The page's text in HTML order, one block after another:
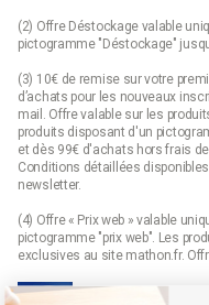
(2) Offre Déstockage valable
pictogramme "Déstockage"
(3) 10€ de remise sur votre
d’achats pour les nouveaux
mail. Offre valable sur les
produits disposant d'un
et dès 99€ d'achats hors frais de
Conditions détaillées
newsletter.
(4) Offre « Prix web » valable
pictogramme "prix web". Les
exclusives au site mathon.fr.